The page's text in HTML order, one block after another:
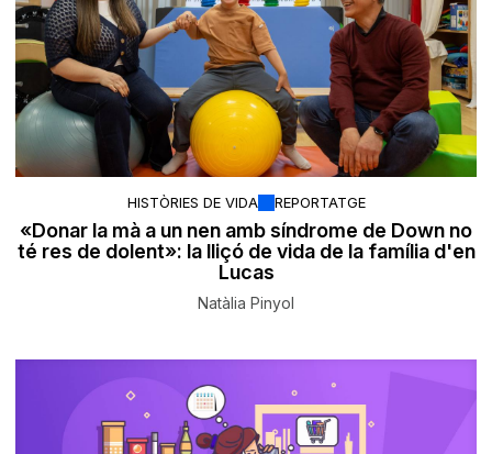
HISTÒRIES DE VIDA REPORTATGE
«Donar la mà a un nen amb síndrome de Down no
té res de dolent»: la lliçó de vida de la família d'en
Lucas
Natàlia Pinyol